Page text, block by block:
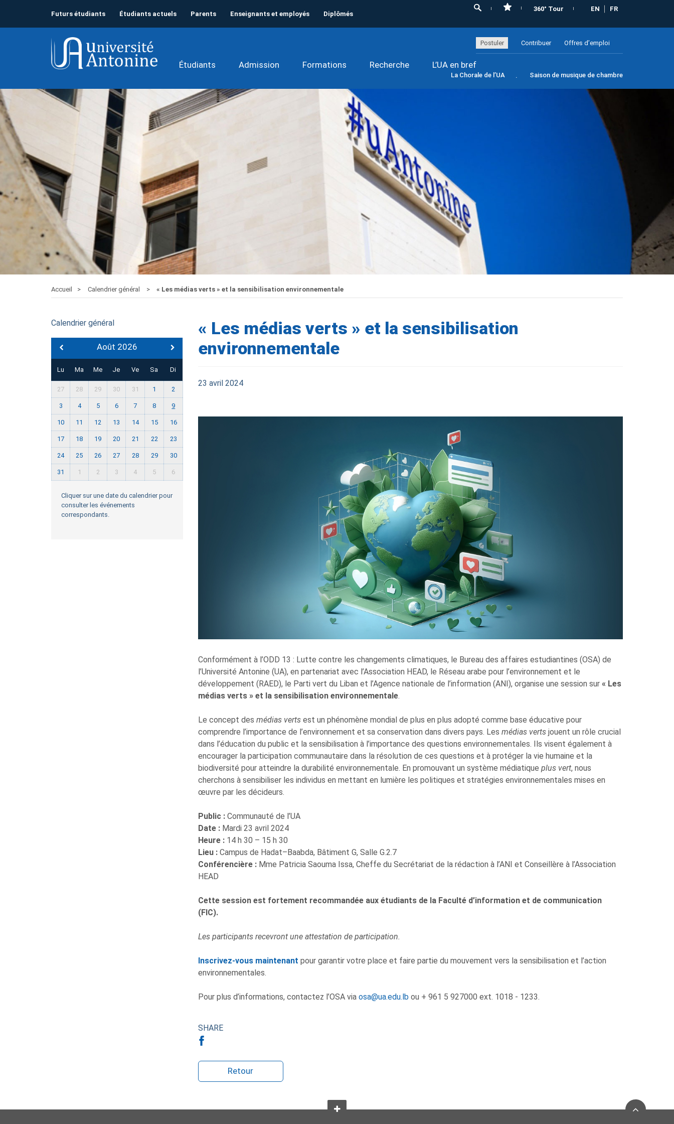
Futurs étudiants Étudiants actuels Parents Enseignants et employés Diplômés
360° Tour EN FR
Postuler Contribuer Offres d’emploi
Étudiants Admission Formations Recherche L’UA en bref
La Chorale de l’UA Saison de musique de chambre
Accueil Calendrier général « Les médias verts » et la sensibilisation environnementale
Calendrier général
Août 2026
Lu Ma Me Je Ve Sa Di
27 28 29 30 31 1 2
3 4 5 6 7 8 9
10 11 12 13 14 15 16
17 18 19 20 21 22 23
24 25 26 27 28 29 30
31 1 2 3 4 5 6
Cliquer sur une date du calendrier pour
consulter les événements
correspondants.
« Les médias verts » et la sensibilisation
environnementale
23 avril 2024
Conformément à l’ODD 13 : Lutte contre les changements climatiques, le Bureau des affaires estudiantines (OSA) de
l’Université Antonine (UA), en partenariat avec l’Association HEAD, le Réseau arabe pour l’environnement et le
développement (RAED), le Parti vert du Liban et l’Agence nationale de l’information (ANI), organise une session sur « Les
médias verts » et la sensibilisation environnementale.
Le concept des médias vertsest un phénomène mondial de plus en plus adopté comme base éducative pour
comprendre l’importance de l’environnement et sa conservation dans divers pays. Les médias vertsjouent un rôle crucial
dans l’éducation du public et la sensibilisation à l’importance des questions environnementales. Ils visent également à
encourager la participation communautaire dans la résolution de ces questions et à protéger la vie humaine et la
biodiversité pour atteindre la durabilité environnementale. En promouvant un système médiatique plus vert, nous
cherchons à sensibiliser les individus en mettant en lumière les politiques et stratégies environnementales mises en
œuvre par les décideurs.
Public : Communauté de l’UA
Date :Mardi 23 avril 2024
Heure :14 h 30 – 15 h 30
Lieu :Campus de Hadat–Baabda, Bâtiment G, Salle G.2.7
Conférencière : Mme Patricia Saouma Issa, Cheffe du Secrétariat de la rédaction à l’ANI et Conseillère à l’Association
HEAD
Cette session est fortement recommandée aux étudiants de la Faculté d’information et de communication
(FIC).
Les participants recevront une attestation de participation.
Inscrivez-vous maintenant pour garantir votre place et faire partie du mouvement vers la sensibilisation et l’action
environnementales.
Pour plus d’informations, contactez l’OSA via osa@ua.edu.lbou + 961 5 927000 ext. 1018 - 1233.
SHARE
Retour